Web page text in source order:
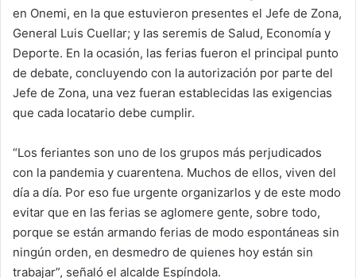
en Onemi, en la que estuvieron presentes el Jefe de Zona,
General Luis Cuellar; y las seremis de Salud, Economía y
Deporte. En la ocasión, las ferias fueron el principal punto
de debate, concluyendo con la autorización por parte del
Jefe de Zona, una vez fueran establecidas las exigencias
que cada locatario debe cumplir.
“Los feriantes son uno de los grupos más perjudicados
con la pandemia y cuarentena. Muchos de ellos, viven del
día a día. Por eso fue urgente organizarlos y de este modo
evitar que en las ferias se aglomere gente, sobre todo,
porque se están armando ferias de modo espontáneas sin
ningún orden, en desmedro de quienes hoy están sin
trabajar”, señaló el alcalde Espíndola.